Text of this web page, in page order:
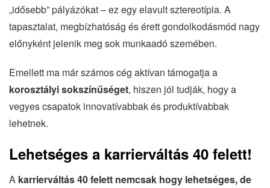
„idősebb” pályázókat – ez egy elavult sztereotípia. A
tapasztalat, megbízhatóság és érett gondolkodásmód nagy
előnyként jelenik meg sok munkaadó szemében.
Emellett ma már számos cég aktívan támogatja a
korosztályi sokszínűséget, hiszen jól tudják, hogy a
vegyes csapatok innovatívabbak és produktívabbak
lehetnek.
Lehetséges a karrierváltás 40 felett!
A karrierváltás 40 felett nemcsak hogy lehetséges, de